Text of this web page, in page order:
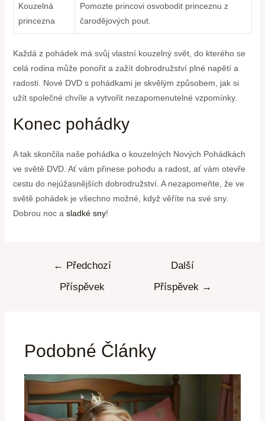
Kouzelná
princezna
Pomozte princovi osvobodit princeznu z
čarodějových pout.
Každá z pohádek má svůj vlastní kouzelný svět, do kterého se
celá rodina může ponořit a zažít dobrodružství plné napětí a
radosti. Nové DVD s pohádkami je skvělým způsobem, jak si
užít společné chvíle a vytvořit nezapomenutelné vzpomínky.
Konec pohádky
A tak skončila naše pohádka o kouzelných Nových Pohádkách
ve světě DVD. Ať vám přinese pohodu a radost, ať vám otevře
cestu do nejúžasnějších dobrodružství. A nezapomeňte, že ve
světě pohádek je všechno možné, když věříte na své sny.
Dobrou noc a sladké sny!
← Předchozí
Příspěvek
Další
Příspěvek →
Podobné Články